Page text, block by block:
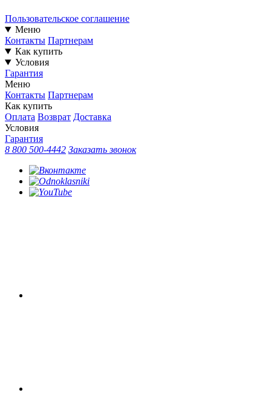
Пользовательское соглашение
Меню
Контакты Партнерам
Как купить
Условия
Гарантия
Меню
Контакты Партнерам
Как купить
Оплата Возврат Доставка
Условия
Гарантия
8 800 500-4442 Заказать звонок